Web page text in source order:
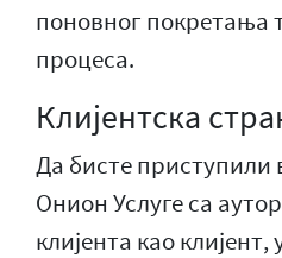
поновног покретања
процеса.
Клијентска
Да бисте приступили
Онион Услуге са
клијента као клијент,